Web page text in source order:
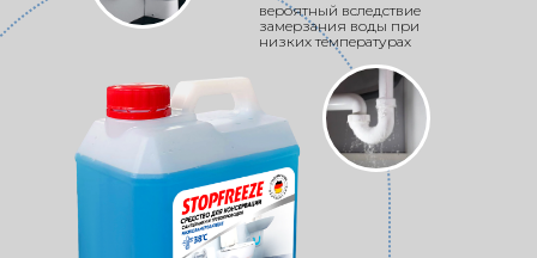
вероятный вследствие
замерзания воды при
низких температурах